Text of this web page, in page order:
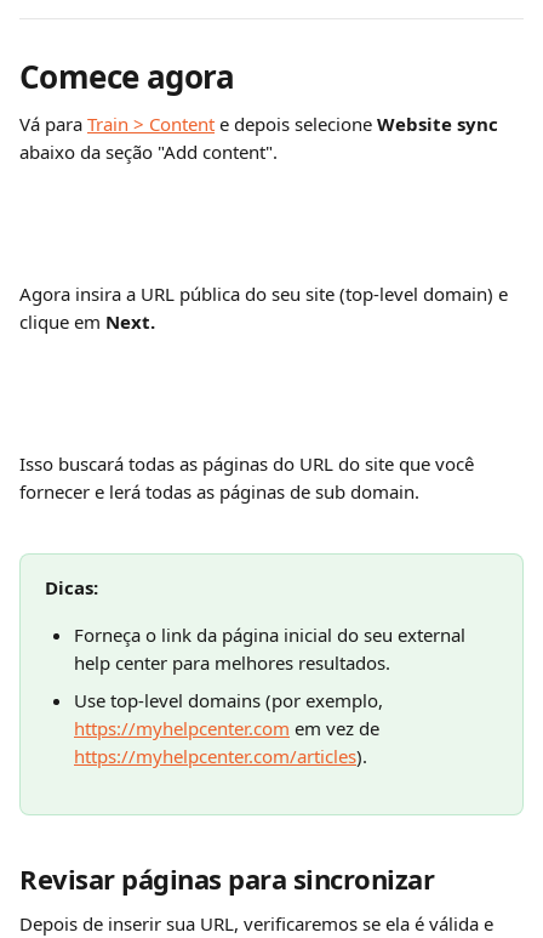
Comece agora
Vá para Train > Content e depois selecione Website sync
abaixo da seção "Add content".
Agora insira a URL pública do seu site (top-level domain) e
clique em Next.
Isso buscará todas as páginas do URL do site que você
fornecer e lerá todas as páginas de sub domain.
Dicas:
Forneça o link da página inicial do seu external
help center para melhores resultados.
Use top-level domains (por exemplo,
https://myhelpcenter.com em vez de
https://myhelpcenter.com/articles).
Revisar páginas para sincronizar
Depois de inserir sua URL, verificaremos se ela é válida e